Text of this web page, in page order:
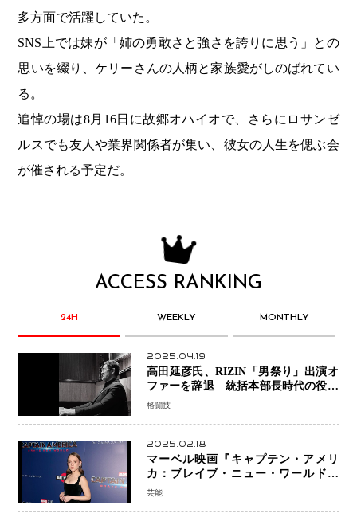
多方面で活躍していた。
SNS上では妹が「姉の勇敢さと強さを誇りに思う」との
思いを綴り、ケリーさんの人柄と家族愛がしのばれてい
る。
追悼の場は8月16日に故郷オハイオで、さらにロサンゼ
ルスでも友人や業界関係者が集い、彼女の人生を偲ぶ会
が催される予定だ。
ACCESS RANKING
24H WEEKLY MONTHLY
2025.04.19
高田延彦氏、RIZIN「男祭り」出演オ
ファーを辞退 統括本部長時代の役目
「すでに終えています」と明言
格闘技
2025.02.18
マーベル映画『キャプテン・アメリ
カ：ブレイブ・ニュー・ワールド』
新ブラック・ウィドウ役のシラ・ハー
芸能